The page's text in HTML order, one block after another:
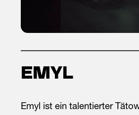
EMYL
Emyl ist ein talentierter